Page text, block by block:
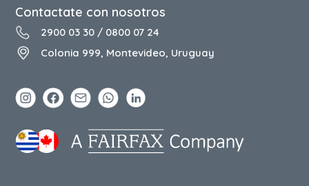
Contactate con nosotros
2900 03 30 / 0800 07 24
Colonia 999, Montevideo, Uruguay